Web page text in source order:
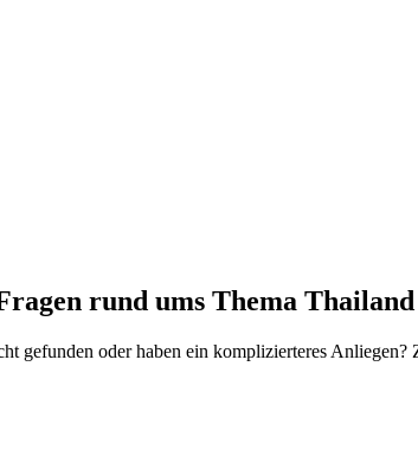
rund ums Thema
gefunden oder haben ein komplizierteres